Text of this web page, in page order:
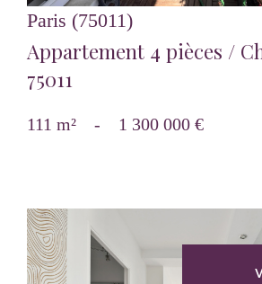
Paris (75011)
Appartement 4 pièces /
75011
111 m² - 1 300 000 €